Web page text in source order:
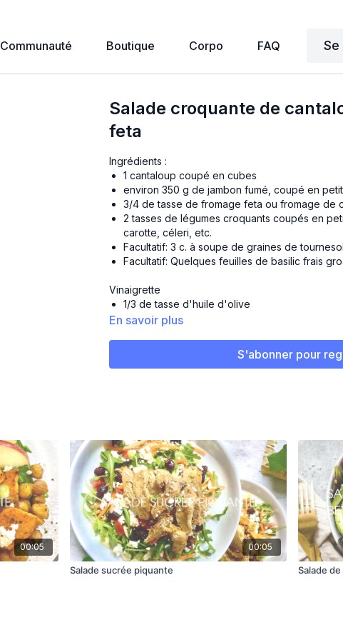
Communauté Boutique Corpo FAQ
Salade croquante de
feta
Ingrédients :
1 cantaloup coupé en cubes
environ 350 g de jambon fumé, coupé en
3/4 de tasse de fromage feta ou fromage de
2 tasses de légumes croquants coupés en
carotte, céleri, etc.
Facultatif: 3 c. à soupe de graines de tournesol
Facultatif: Quelques feuilles de basilic frais
Vinaigrette
1/3 de tasse d'huile d'olive
1/3 de tasse de vinaigre balsamique
prendra du goût et deviendra ainsi meilleure!
En savoir plus
S'abonner pour
00:05 00:05
Salade sucrée piquante Salade